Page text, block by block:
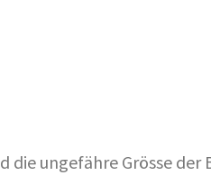
ungefähre Grösse